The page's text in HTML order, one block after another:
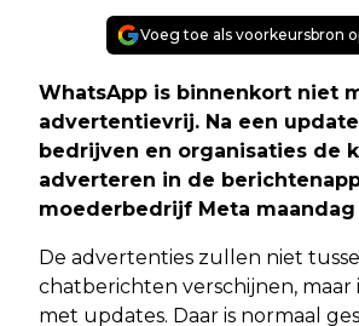
Voeg toe als voorkeursbron
WhatsApp is binnenkort niet
advertentievrij. Na een
bedrijven en organisaties de
adverteren in de
moederbedrijf Meta
De advertenties zullen niet
chatberichten verschijnen, maar
met updates. Daar is normaal